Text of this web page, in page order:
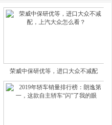
荣威中保研优等，进口大众不减配